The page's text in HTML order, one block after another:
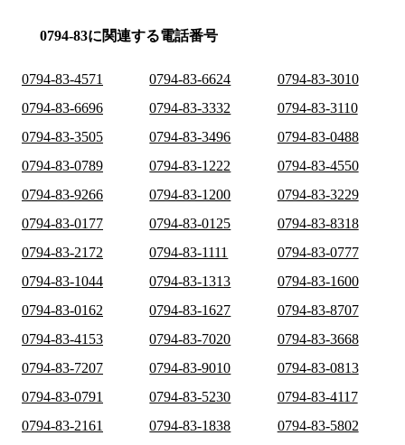
0794-83に関連する電話番号
0794-83-4571 0794-83-6624
0794-83-3010
0794-83-6696
0794-83-3332
0794-83-3110
0794-83-3505
0794-83-3496
0794-83-0488
0794-83-0789
0794-83-1222
0794-83-4550
0794-83-9266
0794-83-1200
0794-83-3229
0794-83-0177
0794-83-0125
0794-83-8318
0794-83-2172
0794-83-1111
0794-83-0777
0794-83-1044
0794-83-1313
0794-83-1600
0794-83-0162
0794-83-1627
0794-83-8707
0794-83-4153
0794-83-7020
0794-83-3668
0794-83-7207
0794-83-9010
0794-83-0813
0794-83-0791
0794-83-5230
0794-83-4117
0794-83-2161
0794-83-1838
0794-83-5802